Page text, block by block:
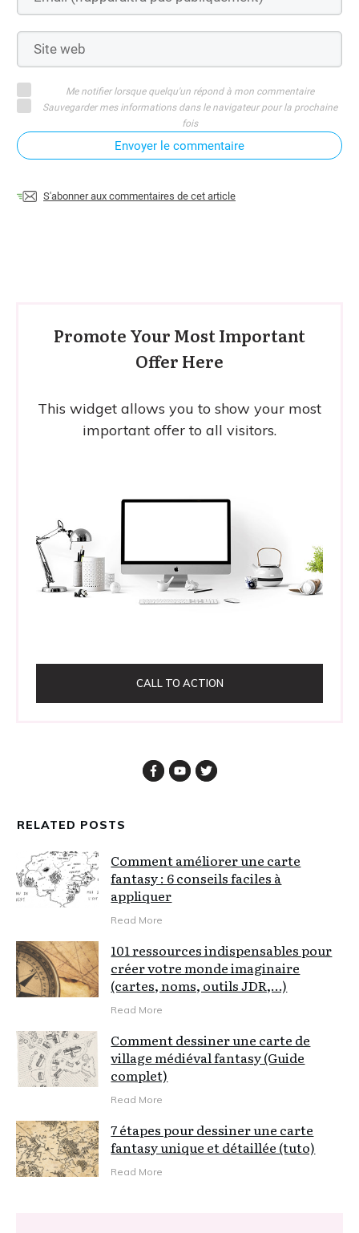
Me notifier lorsque quelqu'un répond à mon commentaire
Sauvegarder mes informations dans le navigateur pour la prochaine
fois
Envoyer le commentaire
S'abonner aux commentaires de cet article
Promote Your Most Important
Offer Here
This widget allows you to show your most
important offer to all visitors.
CALL TO ACTION
RELATED POSTS
Comment améliorer une carte
fantasy : 6 conseils faciles à
appliquer
Read More
101 ressources indispensables pour
créer votre monde imaginaire
(cartes, noms, outils JDR,…)
Read More
Comment dessiner une carte de
village médiéval fantasy (Guide
complet)
Read More
7 étapes pour dessiner une carte
fantasy unique et détaillée (tuto)
Read More